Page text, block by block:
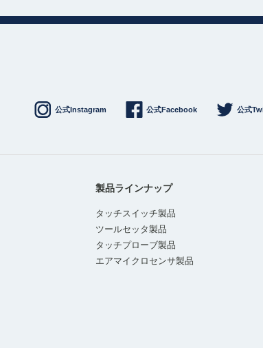
公式Instagram 公式Facebook 公式
製品ラインナップ
タッチスイッチ製品
ツールセッタ製品
タッチプローブ製品
エアマイクロセンサ製品